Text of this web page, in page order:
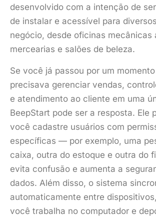
desenvolvido com a intenção de
de instalar e acessível para
negócio, desde oficinas mecânicas
mercearias e salões de beleza.
Se você já passou por um
precisava gerenciar vendas,
e atendimento ao cliente em uma
BeepStart pode ser a resposta. Ele
você cadastre usuários com
específicas — por exemplo, uma
caixa, outra do estoque e outra do
evita confusão e aumenta a
dados. Além disso, o sistema
automaticamente entre
você trabalha no computador e